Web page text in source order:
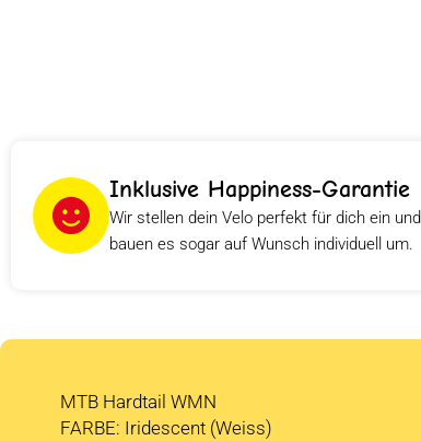
Inklusive Happiness-Garantie
Wir stellen dein Velo perfekt für dich ein und
bauen es sogar auf Wunsch individuell um.
MTB Hardtail WMN
FARBE: Iridescent (Weiss)